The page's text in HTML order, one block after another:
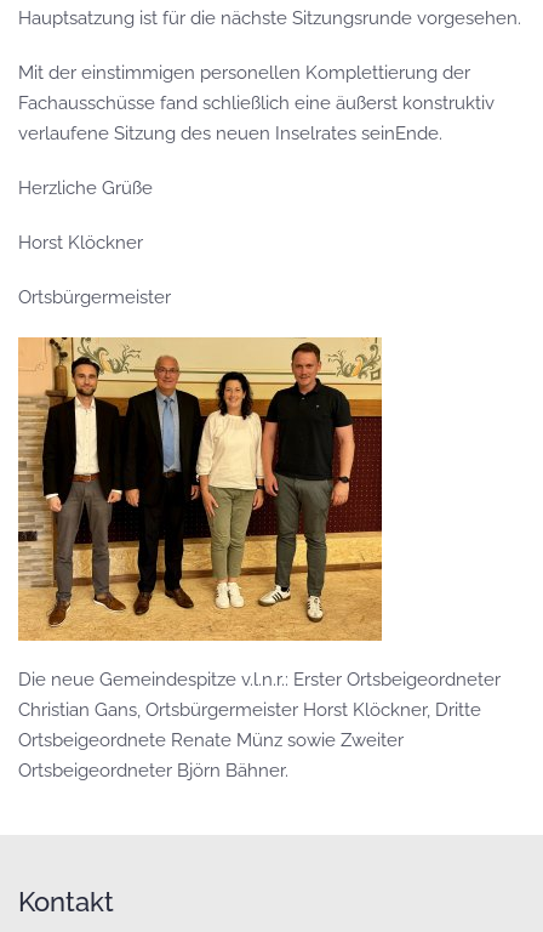
Hauptsatzung ist für die nächste Sitzungsrunde vorgesehen.
Mit der einstimmigen personellen Komplettierung der
Fachausschüsse fand schließlich eine äußerst konstruktiv
verlaufene Sitzung des neuen Inselrates seinEnde.
Herzliche Grüße
Horst Klöckner
Ortsbürgermeister
Die neue Gemeindespitze v.l.n.r.: Erster Ortsbeigeordneter
Christian Gans, Ortsbürgermeister Horst Klöckner, Dritte
Ortsbeigeordnete Renate Münz sowie Zweiter
Ortsbeigeordneter Björn Bähner.
Kontakt